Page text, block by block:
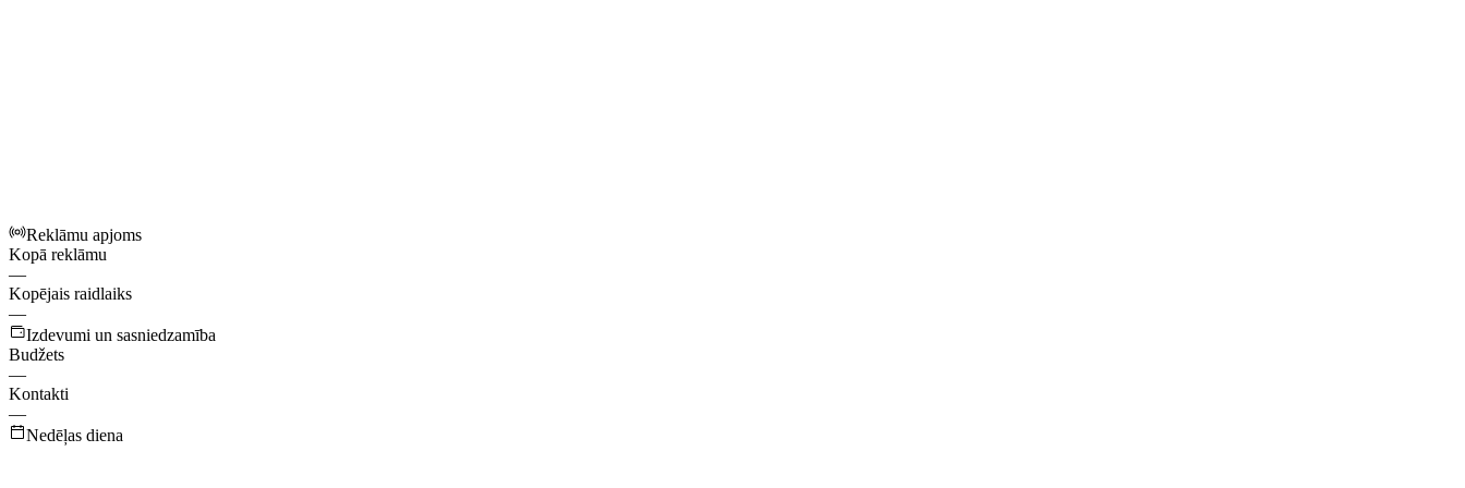
Reklāmu apjoms
Kopā reklāmu
—
Kopējais raidlaiks
—
Izdevumi un sasniedzamība
Budžets
—
Kontakti
—
Nedēļas diena